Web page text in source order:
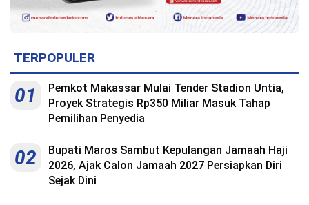
TERPOPULER
01
Pemkot Makassar Mulai Tender Stadion Untia,
Proyek Strategis Rp350 Miliar Masuk Tahap
Pemilihan Penyedia
02
Bupati Maros Sambut Kepulangan Jamaah Haji
2026, Ajak Calon Jamaah 2027 Persiapkan Diri
Sejak Dini